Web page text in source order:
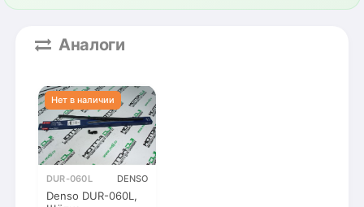
Аналоги
DUR-060L DENSO
Denso DUR-060L,